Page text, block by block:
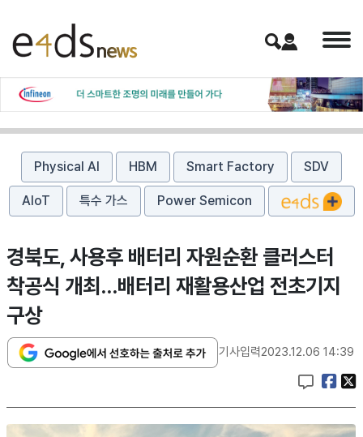
Physical AI HBM Smart Factory SDV
AIoT 특수 가스 Power Semicon
경북도, 사용후 배터리 자원순환 클러스터
착공식 개최…배터리 재활용산업 전초기지
구상
기사입력2023.12.06 14:39